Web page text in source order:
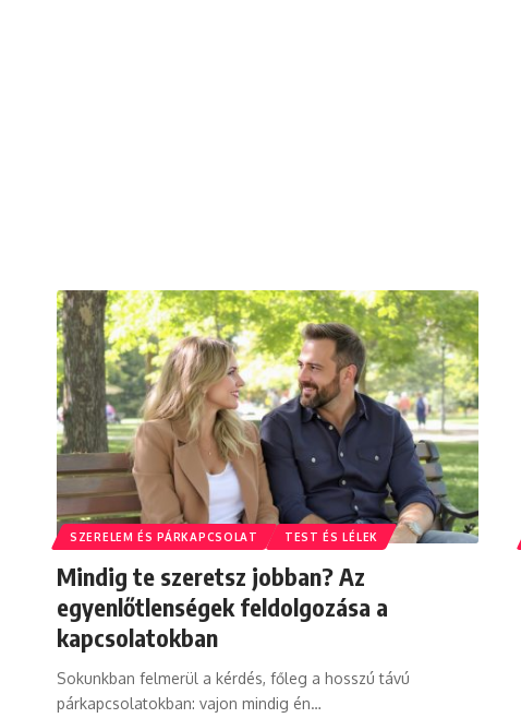
SZERELEM ÉS PÁRKAPCSOLAT TEST ÉS LÉLEK
Mindig te szeretsz jobban? Az
egyenlőtlenségek feldolgozása a
kapcsolatokban
Sokunkban felmerül a kérdés, főleg a hosszú távú
párkapcsolatokban: vajon mindig én…